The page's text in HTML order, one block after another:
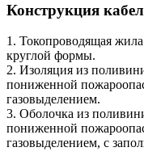
Конструкция
1. Токопроводящая
круглой формы.
2. Изоляция из
пониженной
газовыделением.
3. Оболочка из
пониженной
газовыделением, с